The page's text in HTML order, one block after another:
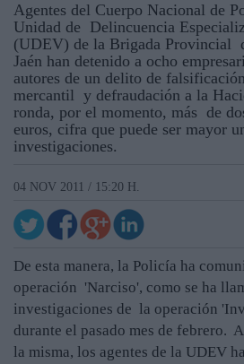
Agentes del Cuerpo Nacional de
Unidad de Delincuencia
(UDEV) de la Brigada Provincial
Jaén han detenido a ocho
autores de un delito de
mercantil y defraudación a la
ronda, por el momento, más de
euros, cifra que puede ser mayor
investigaciones.
04 NOV 2011 / 15:20 H.
De esta manera, la Policía ha
operación 'Narciso', como se ha
investigaciones de la operación
durante el pasado mes de febrero.
la misma, los agentes de la UDEV